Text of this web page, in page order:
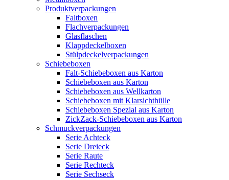
Produktverpackungen
Faltboxen
Flachverpackungen
Glasflaschen
Klappdeckelboxen
Stülpdeckelverpackungen
Schiebeboxen
Falt-Schiebeboxen aus Karton
Schiebeboxen aus Karton
Schiebeboxen aus Wellkarton
Schiebeboxen mit Klarsichthülle
Schiebeboxen Spezial aus Karton
ZickZack-Schiebeboxen aus Karton
Schmuckverpackungen
Serie Achteck
Serie Dreieck
Serie Raute
Serie Rechteck
Serie Sechseck